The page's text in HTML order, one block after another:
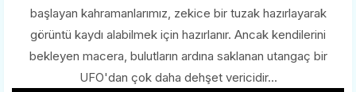
başlayan kahramanlarımız, zekice bir tuzak hazırlayarak
görüntü kaydı alabilmek için hazırlanır. Ancak kendilerini
bekleyen macera, bulutların ardına saklanan utangaç bir
UFO'dan çok daha dehşet vericidir...